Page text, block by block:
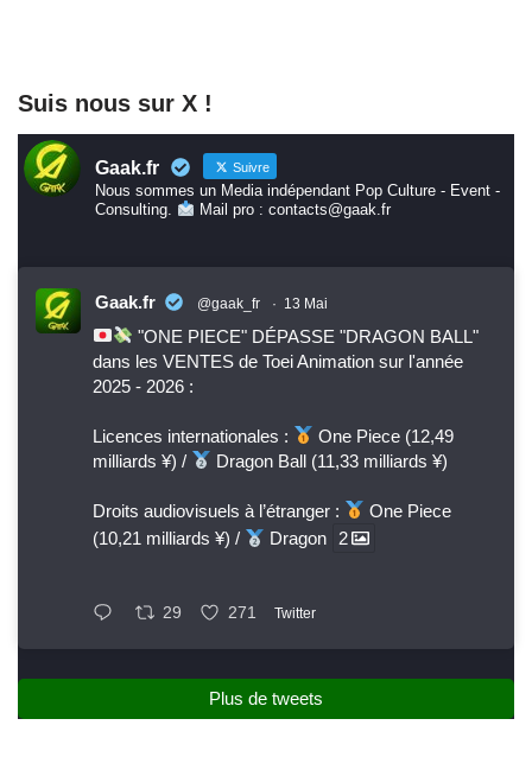
Suis nous sur X !
Gaak.fr Suivre
Nous sommes un Media indépendant Pop Culture - Event -
Consulting.
Mail pro : contacts@gaak.fr
Gaak.fr @gaak_fr · 13 Mai
"ONE PIECE" DÉPASSE "DRAGON BALL"
dans les VENTES de Toei Animation sur l'année
2025 - 2026 :
Licences internationales :
One Piece (12,49
milliards ¥) /
Dragon Ball (11,33 milliards ¥)
Droits audiovisuels à l’étranger :
One Piece
(10,21 milliards ¥) /
Dragon 2
29 271 Twitter
Plus de tweets